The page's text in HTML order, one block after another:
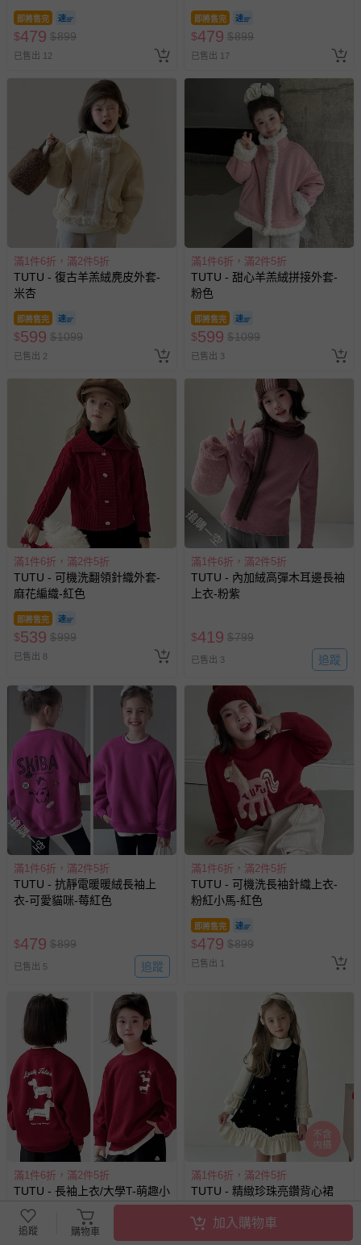
即將售完
$479 $899
已售出 12
即將售完
$479 $899
已售出 17
滿1件6折，滿2件5折
TUTU - 復古羊羔絨麂皮外套-
米杏
即將售完
$599 $1099
已售出 2
滿1件6折，滿2件5折
TUTU - 甜心羊羔絨拼接外套-
粉色
即將售完
$599 $1099
已售出 3
滿1件6折，滿2件5折
TUTU - 可機洗翻領針織外套-
麻花編織-紅色
即將售完
$539 $999
已售出 8
搶購一空
滿1件6折，滿2件5折
TUTU - 內加絨高彈木耳邊長袖
上衣-粉紫
$419 $799
已售出 3 追蹤
搶購一空
滿1件6折，滿2件5折
TUTU - 抗靜電暖暖絨長袖上
衣-可愛貓咪-莓紅色
$479 $899
已售出 5 追蹤
滿1件6折，滿2件5折
TUTU - 可機洗長袖針織上衣-
粉紅小馬-紅色
即將售完
$479 $899
已售出 1
滿1件6折，滿2件5折
TUTU - 長袖上衣/大學T-萌趣小
馬-紅色
即將售完
滿1件6折，滿2件5折
TUTU - 精緻珍珠亮鑽背心裙
(不含內搭長袖)-荷葉下襬-黑色
追蹤 購物車
加入購物車